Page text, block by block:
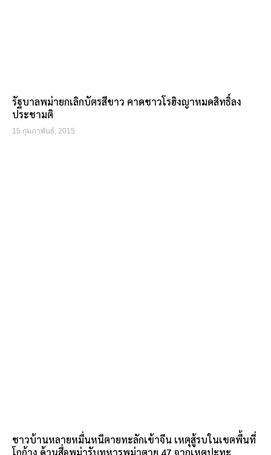
รัฐบาลพม่ายกเลิกบัตรสีขาว คาดชาวโรฮิงญาหมดสิทธิ์ลง
ประชามติ
15 กุมภาพันธ์, 2015
ชาวบ้านหลายหมื่นหนีตายทะลักเข้าจีน เหตุสู้รบในเขตพื้นที่
โกก้าง ด้านสื่อพม่ารับทหารพม่าตาย 47 จากเหตุปะทะ